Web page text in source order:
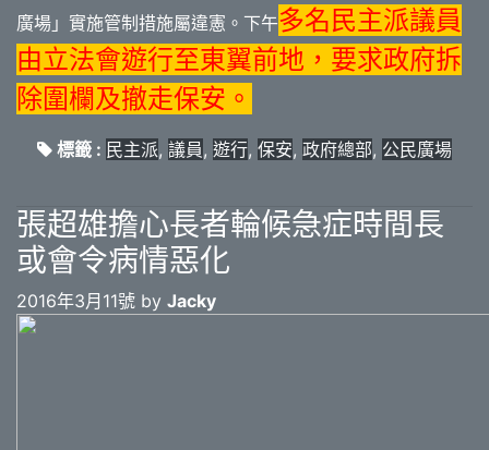
廣場」實施管制措施屬違憲。下午多名民主派議員
由立法會遊行至東翼前地，要求政府拆
除圍欄及撤走保安。
標籤 : 民主派, 議員, 遊行, 保安, 政府總部, 公民廣場
張超雄擔心長者輪候急症時間長
或會令病情惡化
2016年3月11號 by Jacky